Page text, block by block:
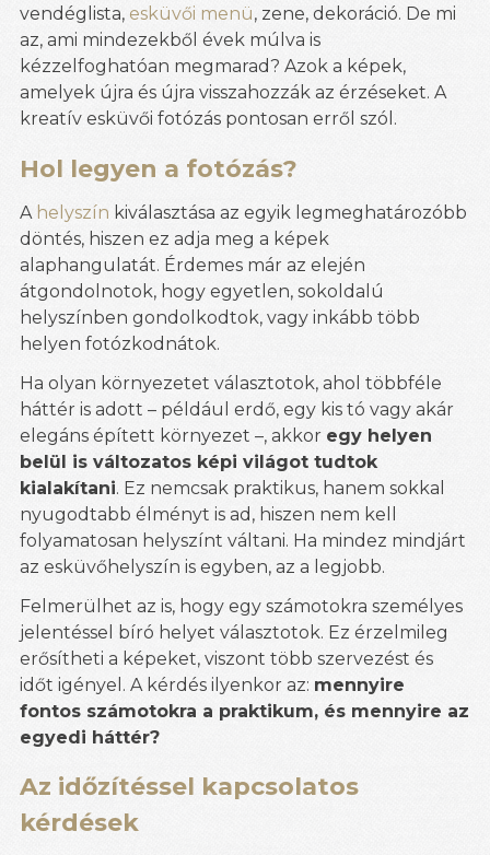
vendéglista, esküvői menü, zene, dekoráció. De mi
az, ami mindezekből évek múlva is
kézzelfoghatóan megmarad? Azok a képek,
amelyek újra és újra visszahozzák az érzéseket. A
kreatív esküvői fotózás pontosan erről szól.
Hol legyen a fotózás?
A helyszín kiválasztása az egyik legmeghatározóbb
döntés, hiszen ez adja meg a képek
alaphangulatát. Érdemes már az elején
átgondolnotok, hogy egyetlen, sokoldalú
helyszínben gondolkodtok, vagy inkább több
helyen fotózkodnátok.
Ha olyan környezetet választotok, ahol többféle
háttér is adott – például erdő, egy kis tó vagy akár
elegáns épített környezet –, akkor egy helyen
belül is változatos képi világot tudtok
kialakítani. Ez nemcsak praktikus, hanem sokkal
nyugodtabb élményt is ad, hiszen nem kell
folyamatosan helyszínt váltani. Ha mindez mindjárt
az esküvőhelyszín is egyben, az a legjobb.
Felmerülhet az is, hogy egy számotokra személyes
jelentéssel bíró helyet választotok. Ez érzelmileg
erősítheti a képeket, viszont több szervezést és
időt igényel. A kérdés ilyenkor az: mennyire
fontos számotokra a praktikum, és mennyire az
egyedi háttér?
Az időzítéssel kapcsolatos
kérdések